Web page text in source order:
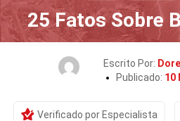
25 Fatos Sobre
Escrito Por:
Publicado: 10
Verificado por Especialista